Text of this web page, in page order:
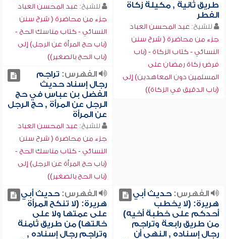
طريق ثانية , مكيلة زكاة
الفطر
للشيخ: عبد المحسن العباد
جزء من محاضرة ( شرح سنن
النسائي - كتاب الزكاة - (باب
فرض زكاة رمضان على
المسلمين دون المعاهدين) إلى
(باب الدقيق في الزكاة))
للشيخ: عبد المحسن العباد
جزء من محاضرة ( شرح سنن
النسائي - كتاب مناسك الحج -
(باب حج المرأة عن الرجل) إلى
(باب الحج بالصغير))
الفهرس: تراجم
رجال إسناد حديث
الفضل بن عباس في حج
الرجل عن المرأة , حج الرجل
عن المرأة
للشيخ: عبد المحسن العباد
جزء من محاضرة ( شرح سنن
النسائي - كتاب مناسك الحج -
(باب حج المرأة عن الرجل) إلى
(باب الحج بالصغير))
الفهرس:حديث أبي
هريرة: (لا يخطب
أحدكم على خطبة أخيه)
من طريق رابعة وتراجم
رجال إسناده , النهي أن
الفهرس:حديث أبي
هريرة: (لا تنكح المرأة
على عمتها ولا على
خالتها) من طريق ثامنة
وتراجم رجال إسناده ,